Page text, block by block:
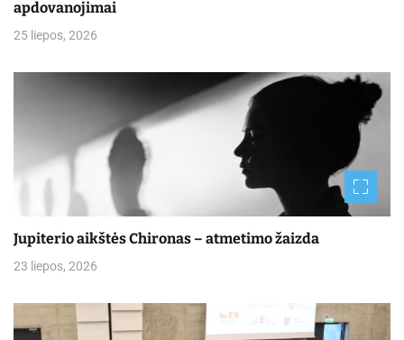
apdovanojimai
25 liepos, 2026
Jupiterio aikštės Chironas – atmetimo žaizda
23 liepos, 2026